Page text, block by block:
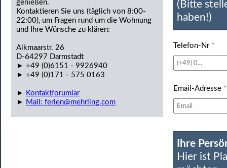
genießen.
Kontaktieren Sie uns (täglich von 8:00-
22:00), um Fragen rund um die Wohnung
und Ihre Wünsche zu klären:
Alkmaarstr. 26
D-64297 Darmstadt
► +49 (0)6151 - 9926940
► +49 (0)171 - 575 0163
► Kontaktforumlar
► Mail: ferien@mehrling.com
(Bitte
haben!)
Telefon-Nr *
Email-Adresse *
Ihre
Hier ist